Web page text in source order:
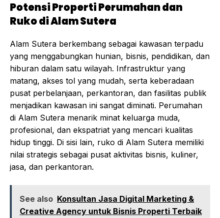
Potensi Properti Perumahan dan
Ruko di Alam Sutera
Alam Sutera berkembang sebagai kawasan terpadu
yang menggabungkan hunian, bisnis, pendidikan, dan
hiburan dalam satu wilayah. Infrastruktur yang
matang, akses tol yang mudah, serta keberadaan
pusat perbelanjaan, perkantoran, dan fasilitas publik
menjadikan kawasan ini sangat diminati. Perumahan
di Alam Sutera menarik minat keluarga muda,
profesional, dan ekspatriat yang mencari kualitas
hidup tinggi. Di sisi lain, ruko di Alam Sutera memiliki
nilai strategis sebagai pusat aktivitas bisnis, kuliner,
jasa, dan perkantoran.
See also Konsultan Jasa Digital Marketing &
Creative Agency untuk Bisnis Properti Terbaik